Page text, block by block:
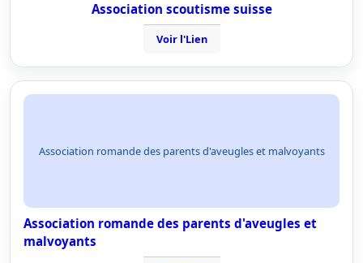
Association scoutisme suisse
Voir l'Lien
Association romande des parents d'aveugles et malvoyants
Association romande des parents d'aveugles et
malvoyants